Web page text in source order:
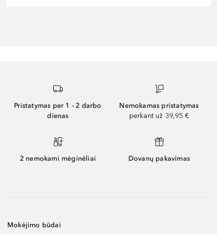
Pristatymas per 1 - 2 darbo
dienas
Nemokamas pristatymas
perkant už 39,95 €
2 nemokami mėginėliai Dovanų pakavimas
Mokėjimo būdai